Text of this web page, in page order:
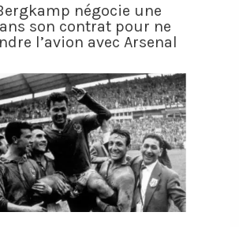
négocie une
son contrat pour ne
l’avion avec Arsenal